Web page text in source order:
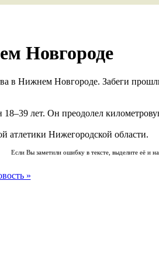
Новгороде
в Нижнем Новгороде. Забеги
лет. Он преодолел
атлетики Нижегородской области.
Если Вы заметили ошибку в тексте, выделите её и
»